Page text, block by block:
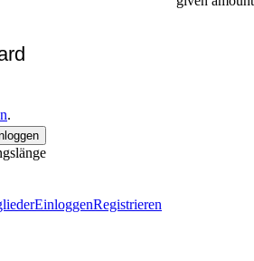
.
EinloggenRegistrieren